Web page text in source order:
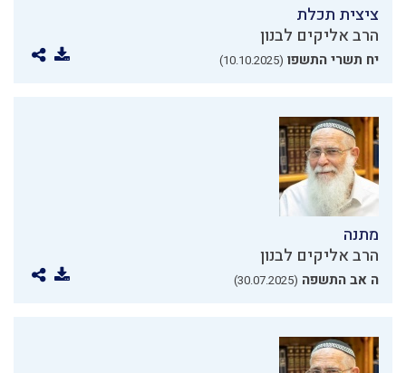
ציצית תכלת
הרב אליקים לבנון
יח תשרי התשפו (10.10.2025)
מתנה
הרב אליקים לבנון
ה אב התשפה (30.07.2025)